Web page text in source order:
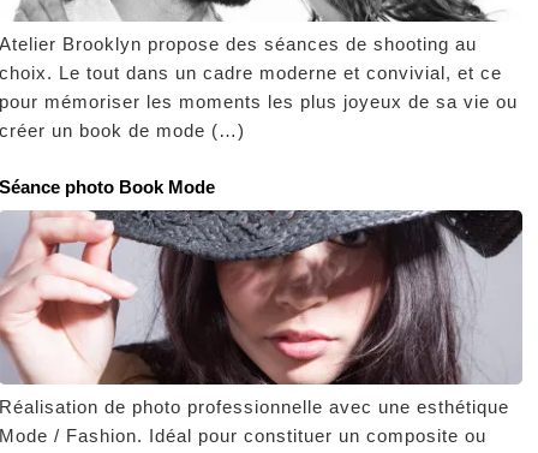
Brooklyn propose des séances de shooting au
Le tout dans un cadre moderne et convivial, et ce
mémoriser les moments les plus joyeux de sa vie ou
un book de mode (…)
photo Book Mode
de photo professionnelle avec une esthétique
/ Fashion. Idéal pour constituer un composite ou